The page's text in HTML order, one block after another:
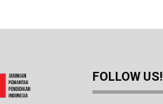
FOLLOW US!